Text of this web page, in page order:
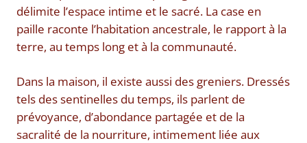
délimite l’espace intime et le sacré. La case en
paille raconte l’habitation ancestrale, le rapport à la
terre, au temps long et à la communauté.
Dans la maison, il existe aussi des greniers. Dressés
tels des sentinelles du temps, ils parlent de
prévoyance, d’abondance partagée et de la
sacralité de la nourriture, intimement liée aux